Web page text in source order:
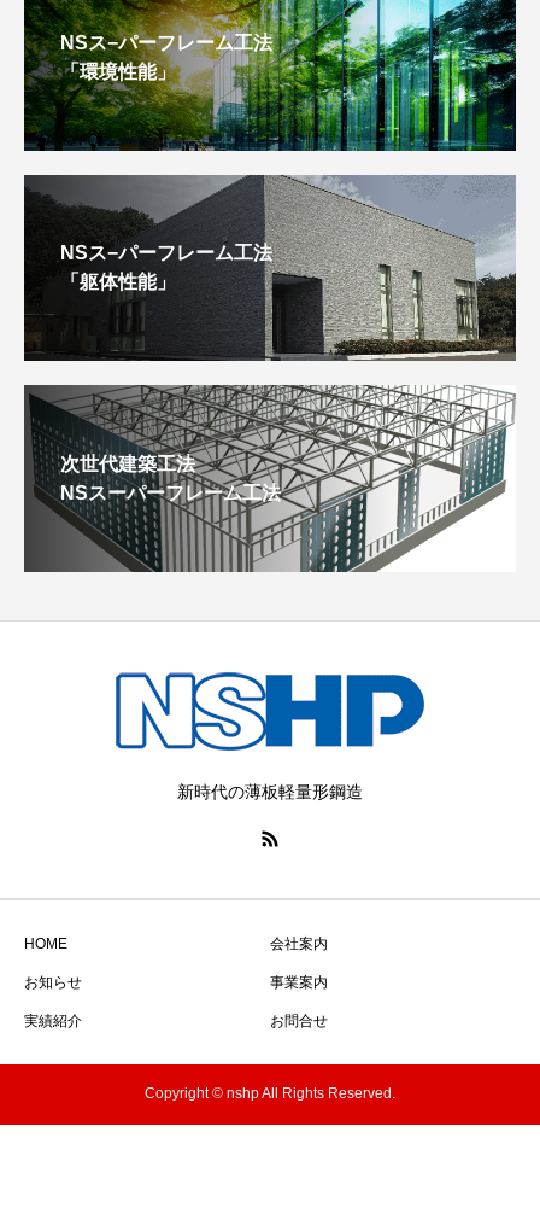
NSス−パーフレーム工法
「環境性能」
NSス−パーフレーム工法
「躯体性能」
次世代建築工法
NSスーパーフレーム工法
新時代の薄板軽量形鋼造
HOME 会社案内
お知らせ 事業案内
実績紹介 お問合せ
Copyright © nshp All Rights Reserved.